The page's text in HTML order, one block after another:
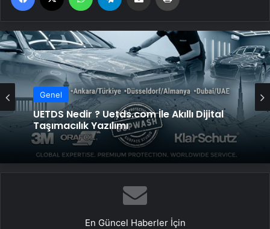
Genel
UETDS Nedir ? Uetds.com İle Akıllı Dijital
Taşımacılık Yazılımı
En Güncel Haberler İçin